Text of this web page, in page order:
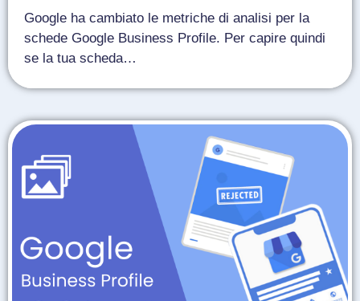
Google ha cambiato le metriche di analisi per la
schede Google Business Profile. Per capire quindi
se la tua scheda…